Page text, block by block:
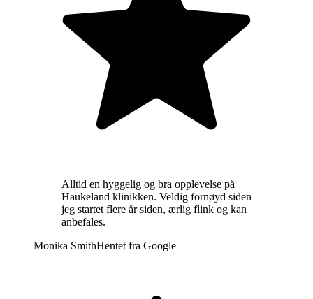
Alltid en hyggelig og bra opplevelse på
Haukeland klinikken. Veldig fornøyd siden
jeg startet flere år siden, ærlig flink og kan
anbefales.
Monika SmithHentet fra Google